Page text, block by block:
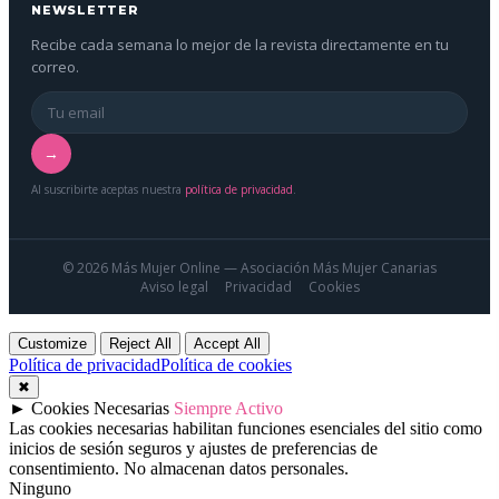
NEWSLETTER
Recibe cada semana lo mejor de la revista directamente en tu
correo.
→
Al suscribirte aceptas nuestra política de privacidad.
© 2026 Más Mujer Online — Asociación Más Mujer Canarias
Aviso legal
Privacidad Cookies
Customize Reject All Accept All
Política de privacidadPolítica de cookies
✖
► Cookies Necesarias Siempre Activo
Las cookies necesarias habilitan funciones esenciales del sitio como
inicios de sesión seguros y ajustes de preferencias de
consentimiento. No almacenan datos personales.
Ninguno